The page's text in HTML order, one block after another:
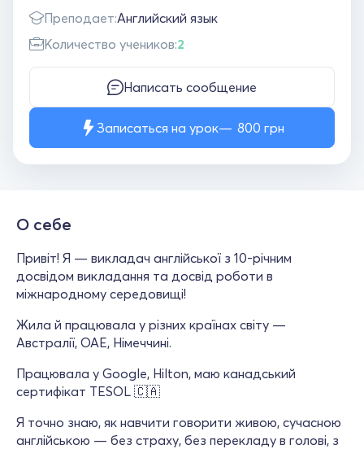
Преподает:Английский язык
Количество учеников:2
Написать сообщение
Записаться на урок 800 грн
О себе
Привіт! Я — викладач англійської з 10-річним
досвідом викладання та досвід роботи в
міжнародному середовищі!
Жила й працювала у різних країнах світу —
Австралії, ОАЕ, Німеччині.
Працювала у Google, Hilton, маю канадський
сертифікат TESOL 🇨🇦
Я точно знаю, як навчити говорити живою, сучасною
англійською — без страху, без перекладу в голові, з